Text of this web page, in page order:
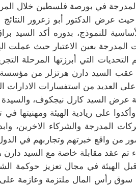
في بورصة فلسطين خلال
حيث عرض الدكتور أبو زعرور
للنموذج، بدوره أكد السيد
بعين الاعتبار حيث عملت
التي أبرزتها المرحلة
السيد دارن هرتزلر من مؤسسة
على العديد من استفسارات الادارات
عرض السيد كارل نيجكوف، والسيدة
وأكدوا على ريادية الهيئة
المدرجة والشركاء الاخرين،
من واقع خبرتهم وتجاربهم في
تم عقد مقابلة خاصة مع السيد
قبل الهيئة في مجال تعزيز حوكمة
سوق رأس المال ملتزمة وعازمة